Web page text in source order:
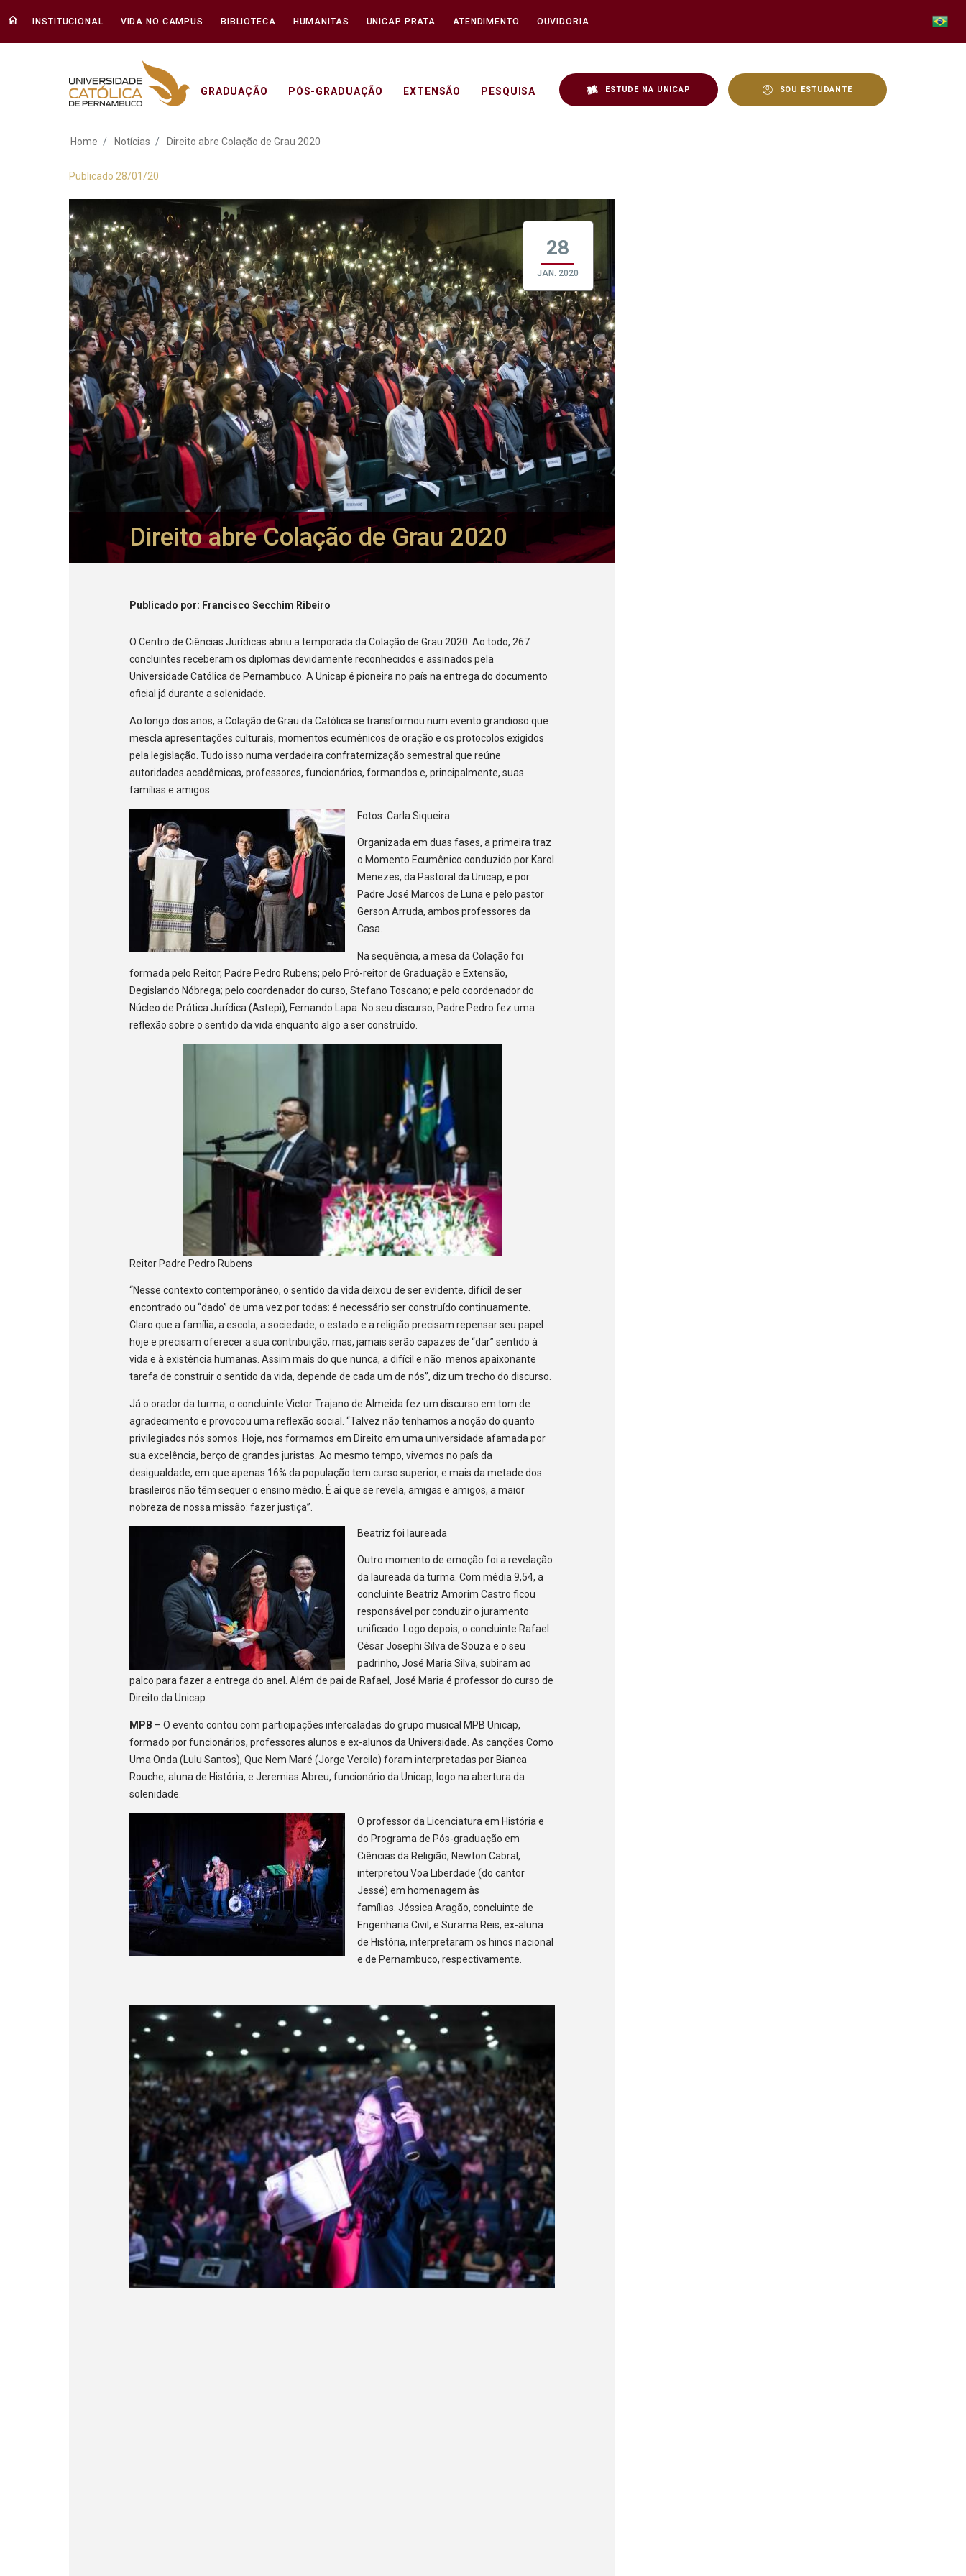
INSTITUCIONAL VIDA NO CAMPUS BIBLIOTECA HUMANITAS UNICAP PRATA ATENDIMENTO OUVIDORIA
GRADUAÇÃO PÓS-GRADUAÇÃO EXTENSÃO PESQUISA ESTUDE NA UNICAP SOU ESTUDANTE
Direito abre Colação de Grau 2020 - Unicap
Home Notícias Direito abre Colação de Grau 2020
Publicado 28/01/20
28
JAN. 2020
Direito abre Colação de Grau 2020
Publicado por: Francisco Secchim Ribeiro
O Centro de Ciências Jurídicas abriu a temporada da Colação de Grau 2020. Ao todo, 267
concluintes receberam os diplomas devidamente reconhecidos e assinados pela
Universidade Católica de Pernambuco. A Unicap é pioneira no país na entrega do documento
oficial já durante a solenidade.
Ao longo dos anos, a Colação de Grau da Católica se transformou num evento grandioso que
mescla apresentações culturais, momentos ecumênicos de oração e os protocolos exigidos
pela legislação. Tudo isso numa verdadeira confraternização semestral que reúne
autoridades acadêmicas, professores, funcionários, formandos e, principalmente, suas
famílias e amigos.
Fotos: Carla Siqueira
Organizada em duas fases, a primeira traz
o Momento Ecumênico conduzido por Karol
Menezes, da Pastoral da Unicap, e por
Padre José Marcos de Luna e pelo pastor
Gerson Arruda, ambos professores da
Casa.
Na sequência, a mesa da Colação foi
formada pelo Reitor, Padre Pedro Rubens; pelo Pró-reitor de Graduação e Extensão,
Degislando Nóbrega; pelo coordenador do curso, Stefano Toscano; e pelo coordenador do
Núcleo de Prática Jurídica (Astepi), Fernando Lapa. No seu discurso, Padre Pedro fez uma
reflexão sobre o sentido da vida enquanto algo a ser construído.
Reitor Padre Pedro Rubens
“Nesse contexto contemporâneo, o sentido da vida deixou de ser evidente, difícil de ser
encontrado ou “dado” de uma vez por todas: é necessário ser construído continuamente.
Claro que a família, a escola, a sociedade, o estado e a religião precisam repensar seu papel
hoje e precisam oferecer a sua contribuição, mas, jamais serão capazes de “dar” sentido à
vida e à existência humanas. Assim mais do que nunca, a difícil e não menos apaixonante
tarefa de construir o sentido da vida, depende de cada um de nós”, diz um trecho do discurso.
Já o orador da turma, o concluinte Victor Trajano de Almeida fez um discurso em tom de
agradecimento e provocou uma reflexão social. “Talvez não tenhamos a noção do quanto
privilegiados nós somos. Hoje, nos formamos em Direito em uma universidade afamada por
sua excelência, berço de grandes juristas. Ao mesmo tempo, vivemos no país da
desigualdade, em que apenas 16% da população tem curso superior, e mais da metade dos
brasileiros não têm sequer o ensino médio. É aí que se revela, amigas e amigos, a maior
nobreza de nossa missão: fazer justiça”.
Beatriz foi laureada
Outro momento de emoção foi a revelação
da laureada da turma. Com média 9,54, a
concluinte Beatriz Amorim Castro ficou
responsável por conduzir o juramento
unificado. Logo depois, o concluinte Rafael
César Josephi Silva de Souza e o seu
padrinho, José Maria Silva, subiram ao
palco para fazer a entrega do anel. Além de pai de Rafael, José Maria é professor do curso de
Direito da Unicap.
MPB – O evento contou com participações intercaladas do grupo musical MPB Unicap,
formado por funcionários, professores alunos e ex-alunos da Universidade. As canções Como
Uma Onda (Lulu Santos), Que Nem Maré (Jorge Vercilo) foram interpretadas por Bianca
Rouche, aluna de História, e Jeremias Abreu, funcionário da Unicap, logo na abertura da
solenidade.
O professor da Licenciatura em História e
do Programa de Pós-graduação em
Ciências da Religião, Newton Cabral,
interpretou Voa Liberdade (do cantor
Jessé) em homenagem às
famílias. Jéssica Aragão, concluinte de
Engenharia Civil, e Surama Reis, ex-aluna
de História, interpretaram os hinos nacional
e de Pernambuco, respectivamente.